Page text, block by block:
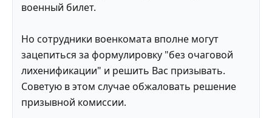
военный билет.
Но сотрудники военкомата вполне могут
зацепиться за формулировку "без очаговой
лихенификации" и решить Вас призывать.
Советую в этом случае обжаловать решение
призывной комиссии.